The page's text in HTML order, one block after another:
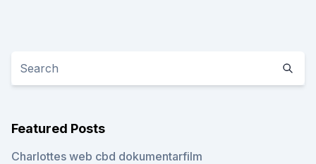
Featured Posts
Charlottes web cbd dokumentarfilm